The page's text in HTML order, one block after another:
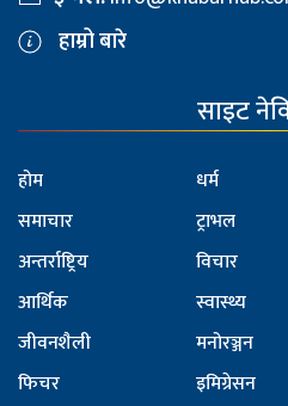
हाम्रो बारे
साइट
होम
समाचार
अन्तर्राष्ट्रिय
आर्थिक
जीवनशैली
फिचर
धर्म
ट्राभल
विचार
स्वास्थ्य
मनोरञ्जन
इमिग्रेसन